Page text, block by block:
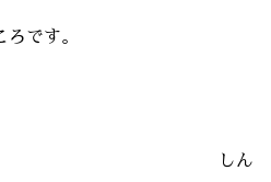
です。
しん